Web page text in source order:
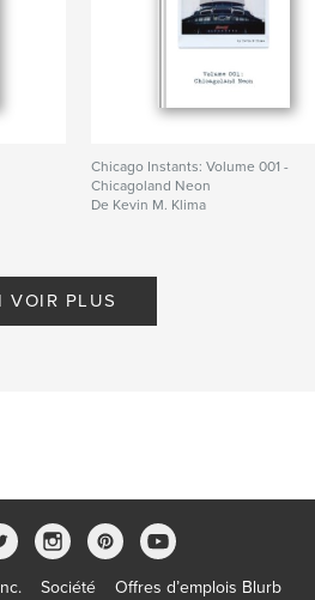
Chicago Instants: Volume 001 -
Chicagoland Neon
De Kevin M. Klima
VOIR PLUS
Société Offres d’emplois Blurb